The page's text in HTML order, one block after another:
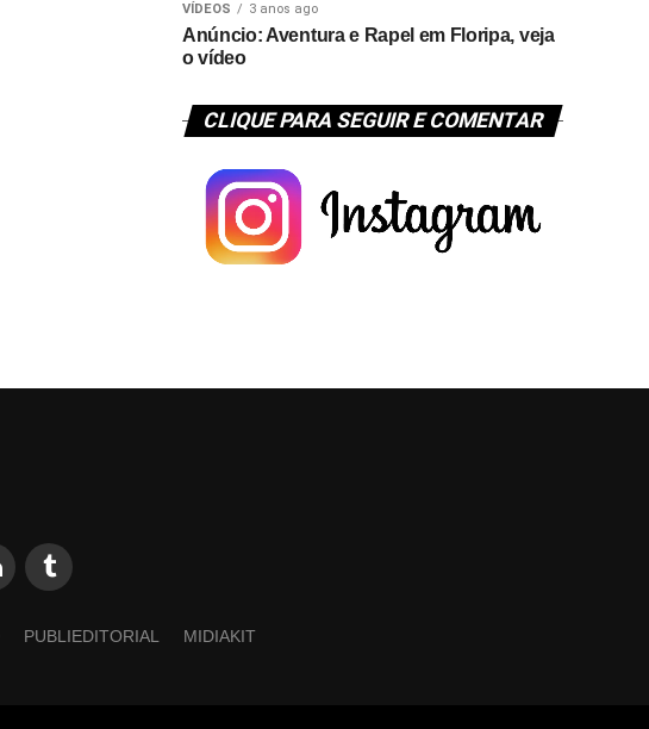
VÍDEOS 3 anos ago
Anúncio: Aventura e Rapel em Floripa, veja
o vídeo
CLIQUE PARA SEGUIR E COMENTAR
PUBLIEDITORIAL MIDIAKIT